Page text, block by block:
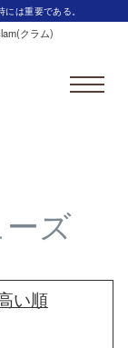
は重要である。
クラム)
ズ
い順